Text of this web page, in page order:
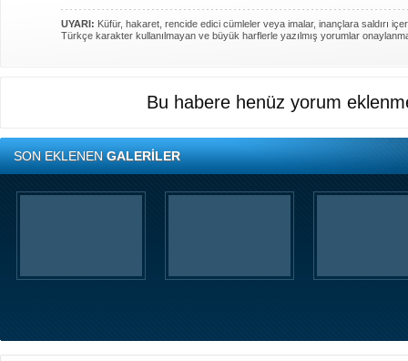
UYARI: Küfür, hakaret, rencide edici cümleler veya imalar, inançlara saldırı
Türkçe karakter kullanılmayan ve büyük harflerle yazılmış yorumlar
Bu habere henüz yorum
SON EKLENENGALERİLER